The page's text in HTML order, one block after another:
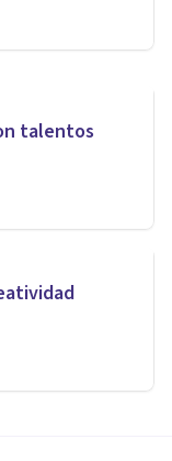
talentos